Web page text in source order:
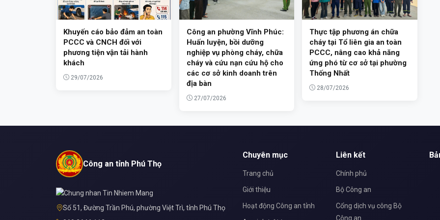
Khuyến cáo bảo đảm an toàn
PCCC và CNCH đối với
phương tiện vận tải hành
khách
29/07/2026
Công an phường Vĩnh Phúc:
Huấn luyện, bồi dưỡng
nghiệp vụ phòng cháy, chữa
cháy và cứu nạn cứu hộ cho
các cơ sở kinh doanh trên
địa bàn
27/07/2026
Thực tập phương án chữa
cháy tại Tổ liên gia an toàn
PCCC, nâng cao khả năng
ứng phó từ cơ sở tại phường
Thống Nhất
28/07/2026
Công an tỉnh Phú Thọ
Số 51, Đường Trần Phú, phường Việt Trì, tỉnh Phú Thọ
Chuyên mục
Trang chủ
Giới thiệu
Hoạt động Công an tỉnh
Liên kết
Chính phủ
Bộ Công an
Cổng dịch vụ công Bộ
Công an